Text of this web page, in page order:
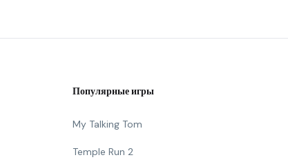
Популярные игры
My Talking Tom
Temple Run 2